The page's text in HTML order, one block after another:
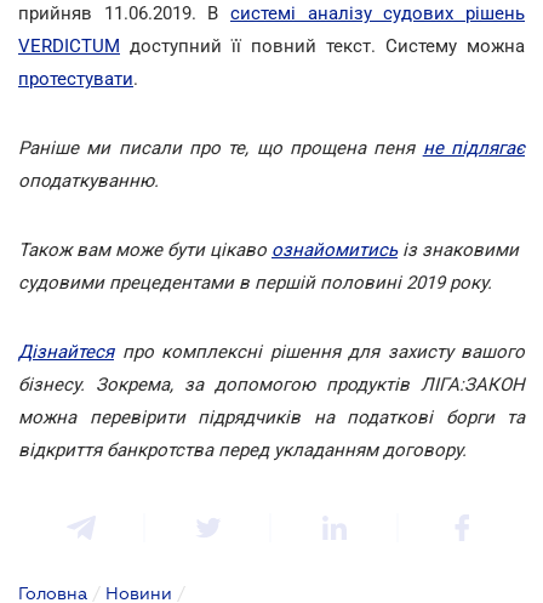
прийняв 11.06.2019. В системі аналізу судових рішень
VERDICTUM доступний її повний текст. Систему можна
протестувати.
Раніше ми писали про те, що прощена пеня не підлягає
оподаткуванню.
Також вам може бути цікаво ознайомитисьіз знаковими
судовими прецедентами в першій половині 2019 року.
Дізнайтесяпро комплексні рішення для захисту вашого
бізнесу. Зокрема, за допомогою продуктів ЛІГА:ЗАКОН
можна перевірити підрядчиків на податкові борги та
відкриття банкротства перед укладанням договору.
Головна / Новини /